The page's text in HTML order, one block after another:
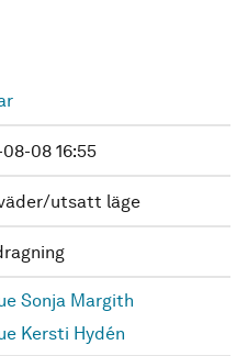
08 16:55
utsatt läge
Sonja Margith
Kersti Hydén